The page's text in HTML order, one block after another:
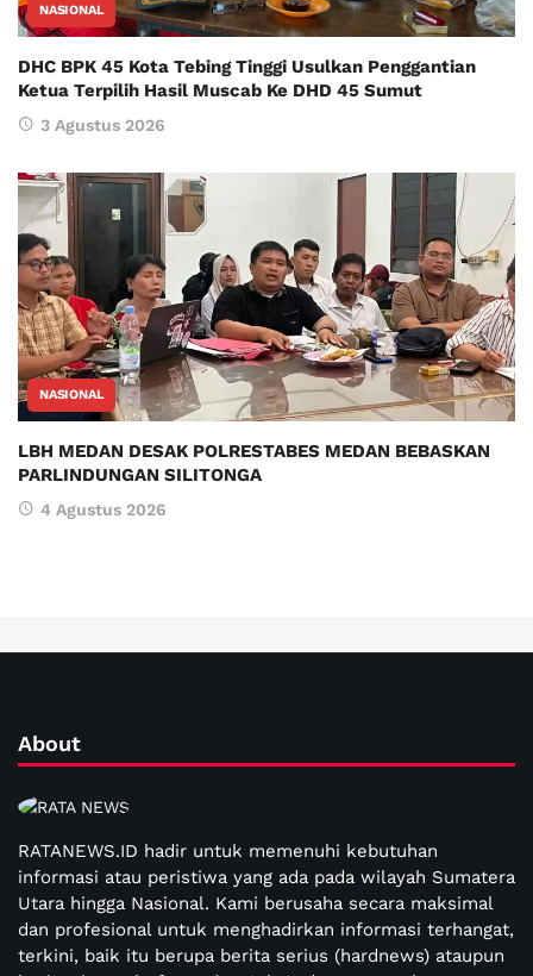
NASIONAL
DHC BPK 45 Kota Tebing Tinggi Usulkan Penggantian
Ketua Terpilih Hasil Muscab Ke DHD 45 Sumut
3 Agustus 2026
NASIONAL
LBH MEDAN DESAK POLRESTABES MEDAN BEBASKAN
PARLINDUNGAN SILITONGA
4 Agustus 2026
About
RATANEWS.ID hadir untuk memenuhi kebutuhan
informasi atau peristiwa yang ada pada wilayah Sumatera
Utara hingga Nasional. Kami berusaha secara maksimal
dan profesional untuk menghadirkan informasi terhangat,
terkini, baik itu berupa berita serius (hardnews) ataupun